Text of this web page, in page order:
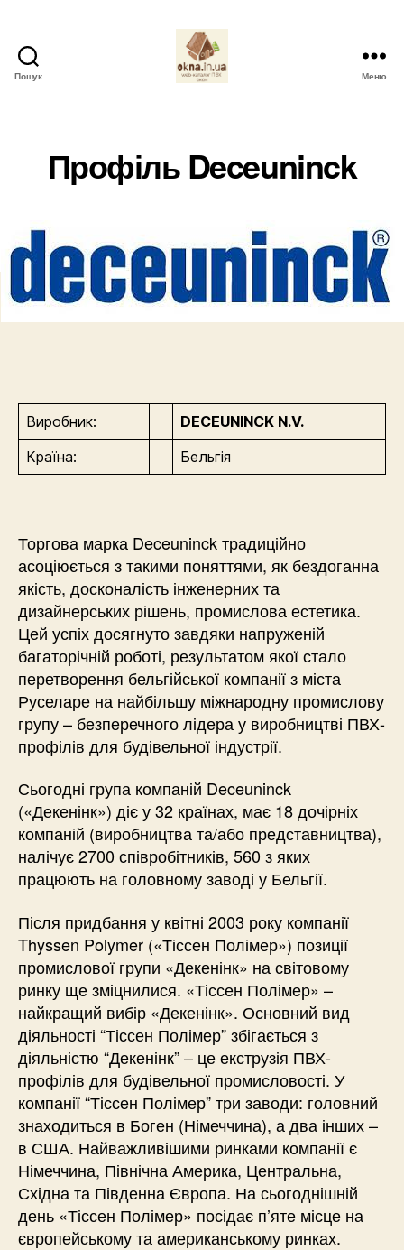
Пошук Меню
Профіль Deceuninck
Виробник:
DECEUNINCK N.V.
Країна:
Бельгія
Торгова марка Deceuninck традиційно
асоціюється з такими поняттями, як бездоганна
якість, досконалість інженерних та
дизайнерських рішень, промислова естетика.
Цей успіх досягнуто завдяки напруженій
багаторічній роботі, результатом якої стало
перетворення бельгійської компанії з міста
Руселаре на найбільшу міжнародну промислову
групу – безперечного лідера у виробництві ПВХ-
профілів для будівельної індустрії.
Сьогодні група компаній Deceuninck
(«Декенінк») діє у 32 країнах, має 18 дочірніх
компаній (виробництва та/або представництва),
налічує 2700 співробітників, 560 з яких
працюють на головному заводі у Бельгії.
Після придбання у квітні 2003 року компанії
Thyssen Polymer («Тіссен Полімер») позиції
промислової групи «Декенінк» на світовому
ринку ще зміцнилися. «Тіссен Полімер» –
найкращий вибір «Декенінк». Основний вид
діяльності “Тіссен Полімер” збігається з
діяльністю “Декенінк” – це екструзія ПВХ-
профілів для будівельної промисловості. У
компанії “Тіссен Полімер” три заводи: головний
знаходиться в Боген (Німеччина), а два інших –
в США. Найважливішими ринками компанії є
Німеччина, Північна Америка, Центральна,
Східна та Південна Європа. На сьогоднішній
день «Тіссен Полімер» посідає п’яте місце на
європейському та американському ринках.